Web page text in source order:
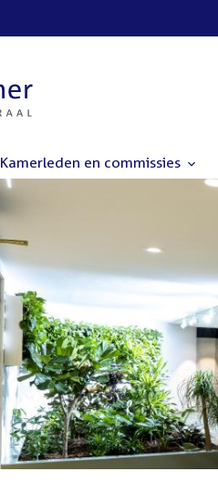
Kamerleden en commissies